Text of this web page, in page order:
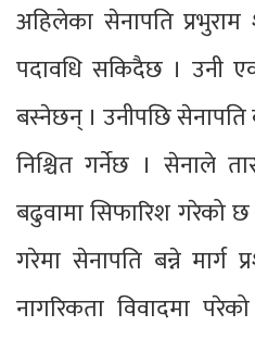
अहिलेका सेनापति
पदावधि सकिदैछ । उनी
बस्नेछन् । उनीपछि
निश्चित गर्नेछ । सेनाले
बढुवामा सिफारिश गरेको
गरेमा सेनापति बन्ने
नागरिकता विवादमा